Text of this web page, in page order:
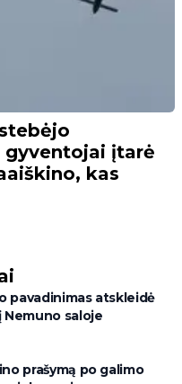
gyventojai įtarė
kas
pavadinimas atskleidė
saloje
prašymą po galimo